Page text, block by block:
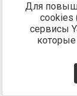
Для
cookies
сервисы